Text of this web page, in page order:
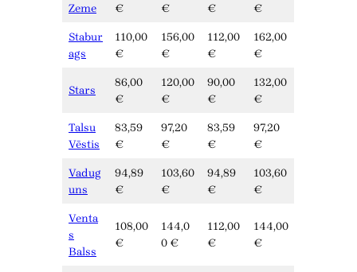
Zeme
€
€
€
€
Stabur
ags
110,00
€
156,00
€
112,00
€
162,00
€
Stars
86,00
€
120,00
€
90,00
€
132,00
€
Talsu
Vēstis
83,59
€
97,20
€
83,59
€
97,20
€
Vadug
uns
94,89
€
103,60
€
94,89
€
103,60
€
Venta
s
Balss
108,00
€
144,0
0 €
112,00
€
144,00
€